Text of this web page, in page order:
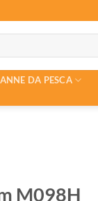
DA PESCA
M098H